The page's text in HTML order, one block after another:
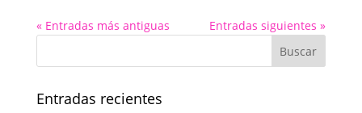
« Entradas más antiguas Entradas siguientes »
Entradas recientes